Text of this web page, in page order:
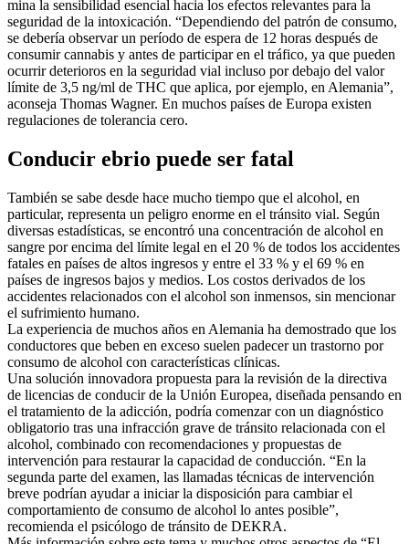
mina la sensibilidad esencial hacia los efectos relevantes para la
seguridad de la intoxicación. “Dependiendo del patrón de consumo,
se debería observar un período de espera de 12 horas después de
consumir cannabis y antes de participar en el tráfico, ya que pueden
ocurrir deterioros en la seguridad vial incluso por debajo del valor
límite de 3,5 ng/ml de THC que aplica, por ejemplo, en Alemania”,
aconseja Thomas Wagner. En muchos países de Europa existen
regulaciones de tolerancia cero.
Conducir ebrio puede ser fatal
También se sabe desde hace mucho tiempo que el alcohol, en
particular, representa un peligro enorme en el tránsito vial. Según
diversas estadísticas, se encontró una concentración de alcohol en
sangre por encima del límite legal en el 20 % de todos los accidentes
fatales en países de altos ingresos y entre el 33 % y el 69 % en
países de ingresos bajos y medios. Los costos derivados de los
accidentes relacionados con el alcohol son inmensos, sin mencionar
el sufrimiento humano.
La experiencia de muchos años en Alemania ha demostrado que los
conductores que beben en exceso suelen padecer un trastorno por
consumo de alcohol con características clínicas.
Una solución innovadora propuesta para la revisión de la directiva
de licencias de conducir de la Unión Europea, diseñada pensando en
el tratamiento de la adicción, podría comenzar con un diagnóstico
obligatorio tras una infracción grave de tránsito relacionada con el
alcohol, combinado con recomendaciones y propuestas de
intervención para restaurar la capacidad de conducción. “En la
segunda parte del examen, las llamadas técnicas de intervención
breve podrían ayudar a iniciar la disposición para cambiar el
comportamiento de consumo de alcohol lo antes posible”,
recomienda el psicólogo de tránsito de DEKRA.